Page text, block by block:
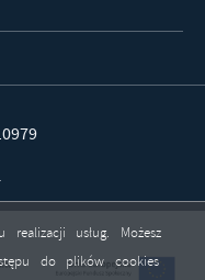
usług. Możesz
do plików cookies